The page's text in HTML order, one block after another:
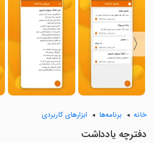
〈
خانه برنامه‌ها ابزارهای کاربردی
دفترچه یادداشت